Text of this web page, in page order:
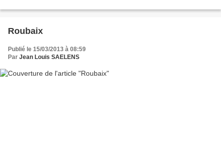
Roubaix
Publié le 15/03/2013 à 08:59
Par Jean Louis SAELENS